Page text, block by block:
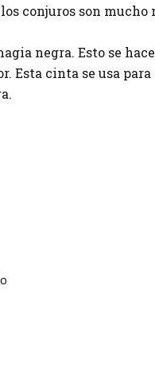
conjuros son mucho
negra. Esto se
Esta cinta se usa